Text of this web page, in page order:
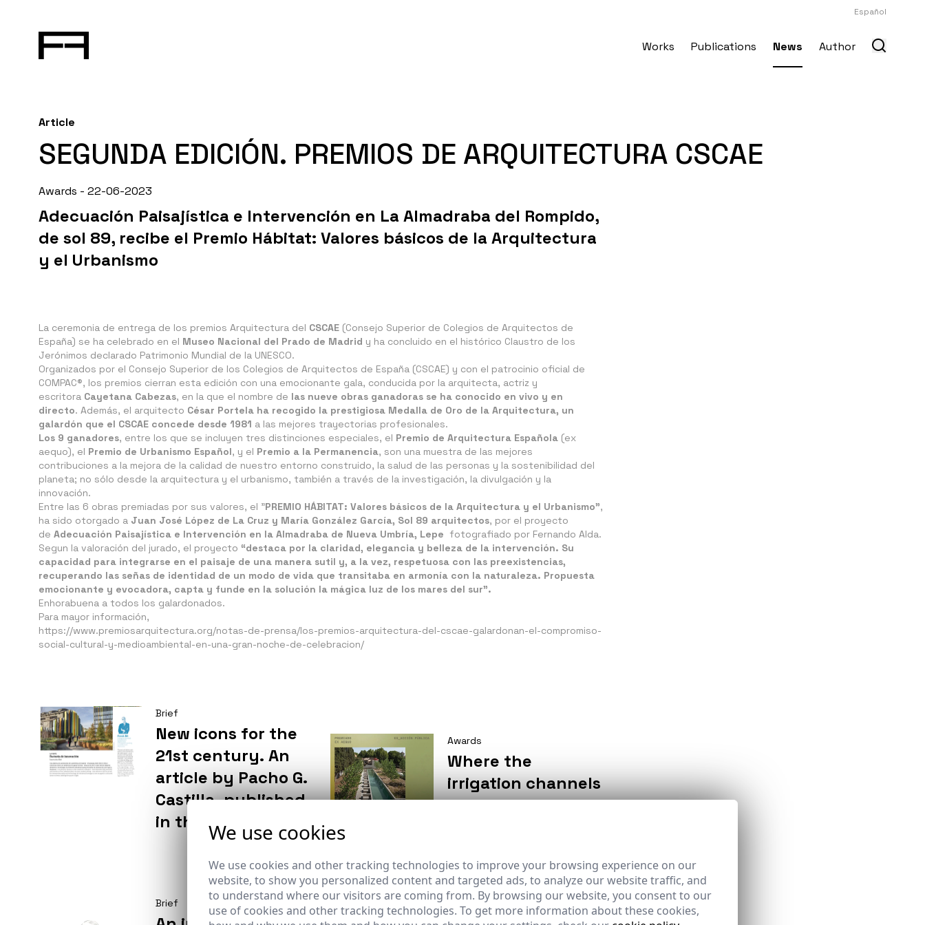
Español
Works Publications News Author
Article
SEGUNDA EDICIÓN. PREMIOS DE ARQUITECTURA CSCAE
Awards - 22-06-2023
Adecuación Paisajística e Intervención en La Almadraba del Rompido,
de sol 89, recibe el Premio Hábitat: Valores básicos de la Arquitectura
y el Urbanismo
La ceremonia de entrega de los premios Arquitectura del CSCAE (Consejo Superior de Colegios de Arquitectos de
España) se ha celebrado en el Museo Nacional del Prado de Madrid y ha concluido en el histórico Claustro de los
Jerónimos declarado Patrimonio Mundial de la UNESCO.
Organizados por el Consejo Superior de los Colegios de Arquitectos de España (CSCAE) y con el patrocinio oficial de
COMPAC®, los premios cierran esta edición con una emocionante gala, conducida por la arquitecta, actriz y
escritora Cayetana Cabezas, en la que el nombre de las nueve obras ganadoras se ha conocido en vivo y en
directo. Además, el arquitecto César Portela ha recogido la prestigiosa Medalla de Oro de la Arquitectura, un
galardón que el CSCAE concede desde 1981 a las mejores trayectorias profesionales.
Los 9 ganadores, entre los que se incluyen tres distinciones especiales, el Premio de Arquitectura Española (ex
aequo), el Premio de Urbanismo Español, y el Premio a la Permanencia, son una muestra de las mejores
contribuciones a la mejora de la calidad de nuestro entorno construido, la salud de las personas y la sostenibilidad del
planeta; no sólo desde la arquitectura y el urbanismo, también a través de la investigación, la divulgación y la
innovación.
Entre las 6 obras premiadas por sus valores, el "PREMIO HÁBITAT: Valores básicos de la Arquitectura y el Urbanismo",
ha sido otorgado a Juan José López de La Cruz y María González García, Sol 89 arquitectos, por el proyecto
de Adecuación Paisajística e Intervención en la Almadraba de Nueva Umbría, Lepe fotografiado por Fernando Alda.
Segun la valoración del jurado, el proyecto “destaca por la claridad, elegancia y belleza de la intervención. Su
capacidad para integrarse en el paisaje de una manera sutil y, a la vez, respetuosa con las preexistencias,
recuperando las señas de identidad de un modo de vida que transitaba en armonía con la naturaleza. Propuesta
emocionante y evocadora, capta y funde en la solución la mágica luz de los mares del sur”.
Enhorabuena a todos los galardonados.
Para mayor información,
https://www.premiosarquitectura.org/notas-de-prensa/los-premios-arquitectura-del-cscae-galardonan-el-compromiso-
social-cultural-y-medioambiental-en-una-gran-noche-de-celebracion/
Brief
New icons for the
21st century. An
article by Pacho G.
Castilla, published
in the Aire Europa
magazine in
collaboration with
Fernando Alda.
Awards
Where the
irrigation channels
sing and the
former Reyes
Católicos National
School in Santa Fe
Brief Brief
We use cookies
We use cookies and other tracking technologies to improve your browsing experience on our
website, to show you personalized content and targeted ads, to analyze our website traffic, and
to understand where our visitors are coming from. By browsing our website, you consent to our
use of cookies and other tracking technologies. To get more information about these cookies,